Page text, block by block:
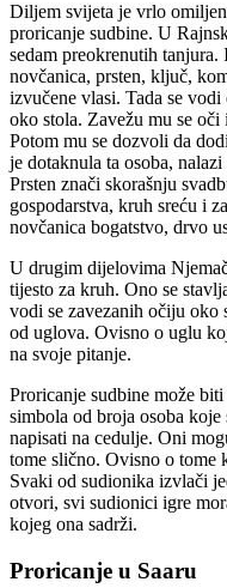
Diljem svijeta je vrlo
proricanje sudbine. U
sedam preokrenutih
novčanica, prsten, ključ,
izvučene vlasi. Tada se
oko stola. Zavežu mu se oči
Potom mu se dozvoli da
je dotaknula ta osoba, nalazi
Prsten znači skorašnju
gospodarstva, kruh sreću i
novčanica bogatstvo, drvo
U drugim dijelovima
tijesto za kruh. Ono se
vodi se zavezanih očiju oko
od uglova. Ovisno o uglu
na svoje pitanje.
Proricanje sudbine može
simbola od broja osoba
napisati na cedulje. Oni
tome slično. Ovisno o tome
Svaki od sudionika izvlači
otvori, svi sudionici igre
kojeg ona sadrži.
Proricanje u Saaru